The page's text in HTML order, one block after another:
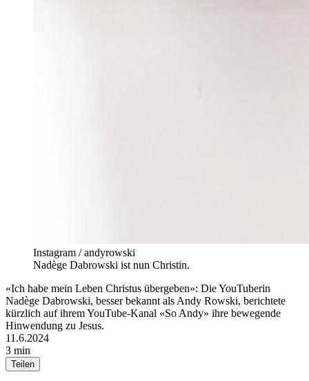
Instagram / andyrowski
Nadège Dabrowski ist nun Christin.
«Ich habe mein Leben Christus übergeben»: Die YouTuberin
Nadège Dabrowski, besser bekannt als Andy Rowski, berichtete
kürzlich auf ihrem YouTube-Kanal «So Andy» ihre bewegende
Hinwendung zu Jesus.
11.6.2024
3 min
Teilen